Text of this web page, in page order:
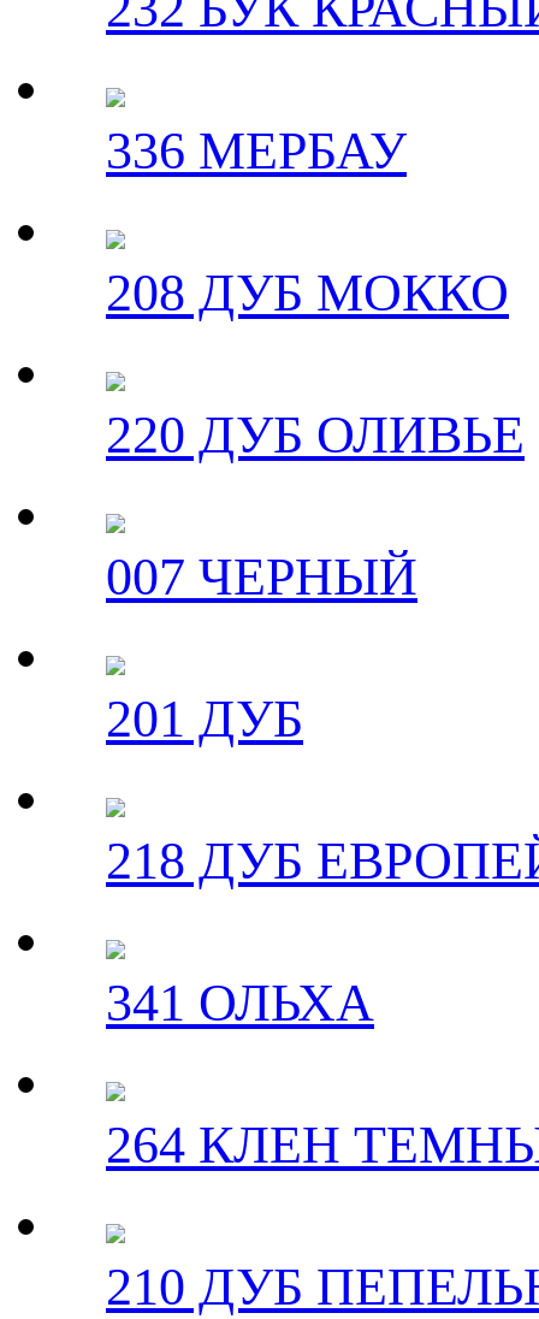
336 МЕРБАУ
208 ДУБ МОККО
220 ДУБ ОЛИВЬЕ
007 ЧЕРНЫЙ
201 ДУБ
218 ДУБ
341 ОЛЬХА
264 КЛЕН
210 ДУБ